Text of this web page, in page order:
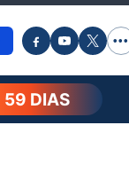
•••
59 DIAS